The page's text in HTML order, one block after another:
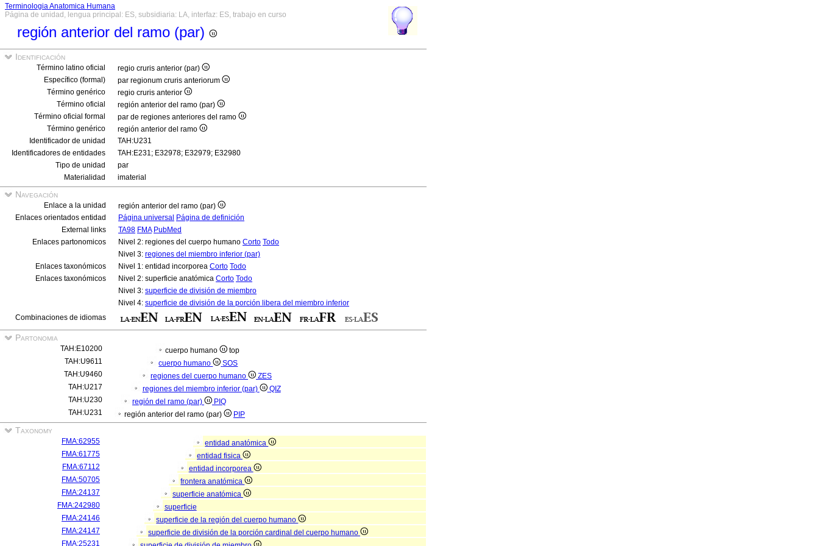
Terminologia Anatomica Humana
Página de unidad, lengua principal: ES, subsidiaria: LA, interfaz: ES, trabajo en curso
región anterior del ramo (par)
Identificación
Término latino oficial
regio cruris anterior (par)
Específico (formal)
par regionum cruris anteriorum
Término genérico
regio cruris anterior
Término oficial
región anterior del ramo (par)
Término oficial formal
par de regiones anteriores del ramo
Término genérico
región anterior del ramo
Identificador de unidad
TAH:U231
Identificadores de entidades
TAH:E231; E32978; E32979; E32980
Tipo de unidad
par
Materialidad
imaterial
Navegación
Enlace a la unidad
región anterior del ramo (par)
Enlaces orientados entidad
Página universal Página de definición
External links
TA98 FMA PubMed
Enlaces partonomicos
Nivel 2: regiones del cuerpo humano Corto Todo
Nivel 3: regiones del miembro inferior (par)
Enlaces taxonómicos
Nivel 1: entidad incorporea Corto Todo
Enlaces taxonómicos
Nivel 2: superficie anatómica Corto Todo
Nivel 3: superficie de división de miembro
Nivel 4: superficie de división de la porción libera del miembro inferior
Combinaciones de idiomas
Partonomia
TAH:E10200 cuerpo humano
top
TAH:U9611
cuerpo humano
SOS
TAH:U9460
regiones del cuerpo humano
ZES
TAH:U217
regiones del miembro inferior (par)
QIZ
TAH:U230
región del ramo (par)
PIQ
TAH:U231
región anterior del ramo (par) PIP
Taxonomy
FMA:62955
entidad anatómica
FMA:61775
entidad fisica
FMA:67112
entidad incorporea
FMA:50705
frontera anatómica
FMA:24137
superficie anatómica
FMA:242980
superficie
FMA:24146
superficie de la región del cuerpo humano
FMA:24147
superficie de división de la porción cardinal del cuerpo humano
FMA:25231